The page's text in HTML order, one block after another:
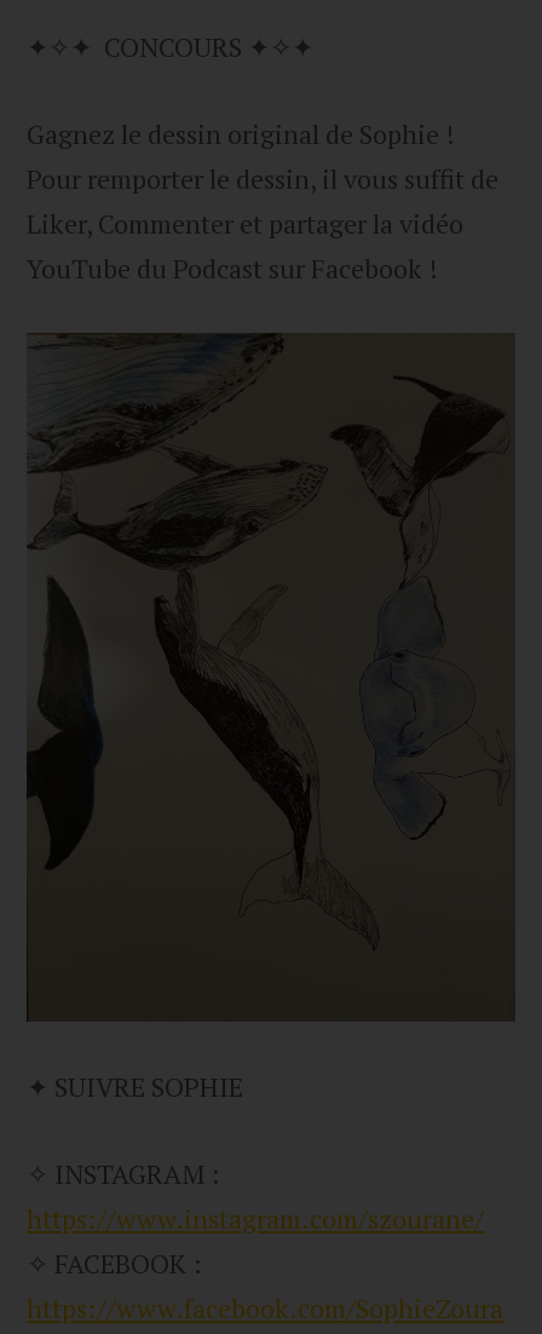
✦✧✦ CONCOURS ✦✧✦
Gagnez le dessin original de Sophie !
Pour remporter le dessin, il vous suffit de
Liker, Commenter et partager la vidéo
YouTube du Podcast sur Facebook !
✦ SUIVRE SOPHIE
✧ INSTAGRAM :
https://www.instagram.com/szourane/
✧ FACEBOOK :
https://www.facebook.com/SophieZoura